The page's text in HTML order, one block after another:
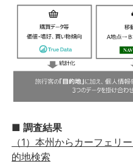
■ 調査結果
（1）本州からカーフェリ
的地検索